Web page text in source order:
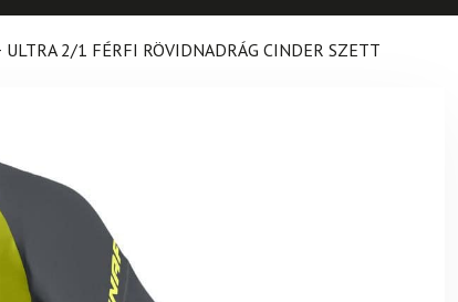
2/1 FÉRFI RÖVIDNADRÁG CINDER SZETT